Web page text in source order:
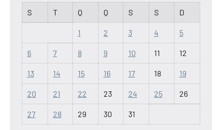
S
T Q Q S S D
1 2 3 4 5
6 7 8 9 10 11 12
13 14 15 16 17 18 19
20 21 22 23 24 25 26
27 28 29 30 31